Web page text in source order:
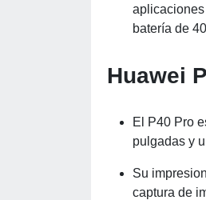
batería de
Huawei
El P40 Pro
pulgadas y
Su
captura de